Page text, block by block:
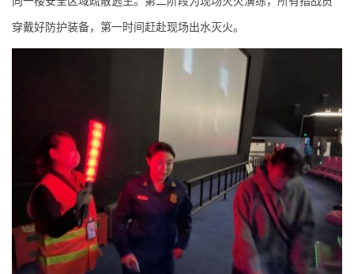
穿戴好防护装备，第一时间赶赴现场出水灭火。